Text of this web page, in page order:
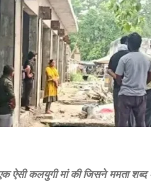
ऐसी कलयुगी मां की जिसने ममता